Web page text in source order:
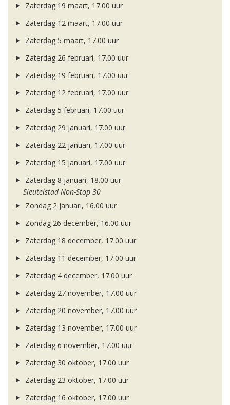
Zaterdag 19 maart, 17.00 uur
Zaterdag 12 maart, 17.00 uur
Zaterdag 5 maart, 17.00 uur
Zaterdag 26 februari, 17.00 uur
Zaterdag 19 februari, 17.00 uur
Zaterdag 12 februari, 17.00 uur
Zaterdag 5 februari, 17.00 uur
Zaterdag 29 januari, 17.00 uur
Zaterdag 22 januari, 17.00 uur
Zaterdag 15 januari, 17.00 uur
Zaterdag 8 januari, 18.00 uur
Sleutelstad Non-Stop 30
Zondag 2 januari, 16.00 uur
Zondag 26 december, 16.00 uur
Zaterdag 18 december, 17.00 uur
Zaterdag 11 december, 17.00 uur
Zaterdag 4 december, 17.00 uur
Zaterdag 27 november, 17.00 uur
Zaterdag 20 november, 17.00 uur
Zaterdag 13 november, 17.00 uur
Zaterdag 6 november, 17.00 uur
Zaterdag 30 oktober, 17.00 uur
Zaterdag 23 oktober, 17.00 uur
Zaterdag 16 oktober, 17.00 uur